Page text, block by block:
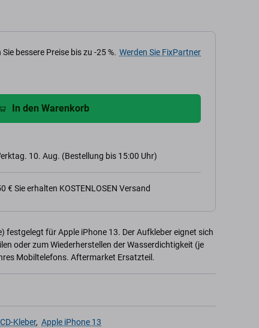
bessere Preise bis zu -25 %. Werden Sie FixPartner
In den Warenkorb
10. Aug. (Bestellung bis 15:00 Uhr)
€ Sie erhalten KOSTENLOSEN Versand
festgelegt für Apple iPhone 13. Der Aufkleber eignet sich
oder zum Wiederherstellen der Wasserdichtigkeit (je
Mobiltelefons. Aftermarket Ersatzteil.
Kleber, Apple iPhone 13